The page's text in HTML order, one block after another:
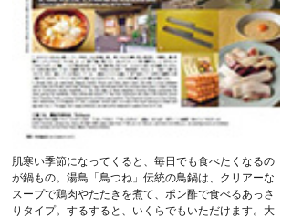
肌寒い季節になってくると、毎日でも食べたくなるの
が鍋もの。湯鳥「鳥つね」伝統の鳥鍋は、クリアーな
スープで鶏肉やたたきを煮て、ポン酢で食べるあっさ
りタイプ。するすると、いくらでもいただけます。大